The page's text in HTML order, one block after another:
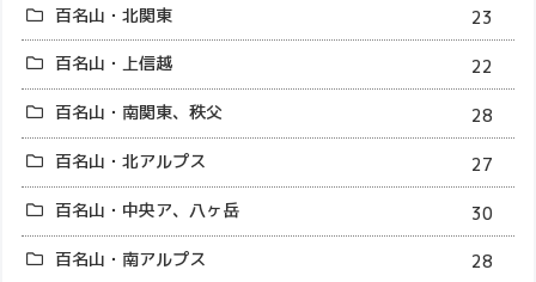
百名山・北関東
23
百名山・上信越
22
百名山・南関東、秩父
28
百名山・北アルプス
27
百名山・中央ア、八ヶ岳
30
百名山・南アルプス
28